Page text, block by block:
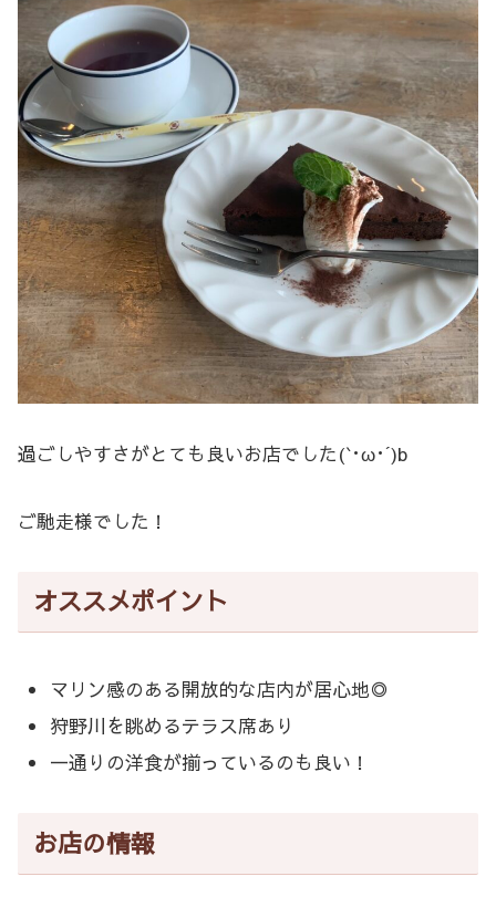
過ごしやすさがとても良いお店でした(`･ω･´)b
ご馳走様でした！
オススメポイント
マリン感のある開放的な店内が居心地◎
狩野川を眺めるテラス席あり
一通りの洋食が揃っているのも良い！
お店の情報